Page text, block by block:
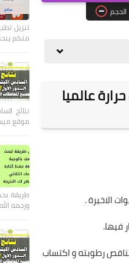
الحجم
عالميا
تناقص رطوبته و اكتساب
تنزيل
منكم
موقع ميس
طريقة
ورحمه